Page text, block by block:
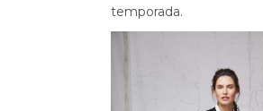
temporada.